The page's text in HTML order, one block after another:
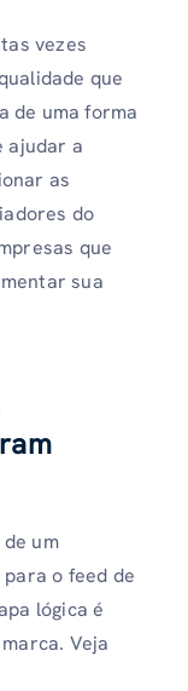
vezes
que
de uma forma
ajudar a
as
do
que
sua
um
o feed de
lógica é
Veja